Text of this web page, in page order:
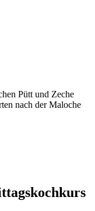
Pütt und Zeche
nach der Maloche